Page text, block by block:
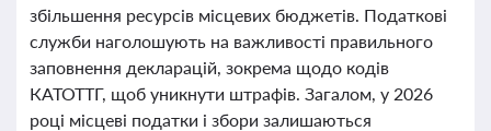
збільшення ресурсів місцевих бюджетів. Податкові
служби наголошують на важливості правильного
заповнення декларацій, зокрема щодо кодів
КАТОТТГ, щоб уникнути штрафів. Загалом, у 2026
році місцеві податки і збори залишаються